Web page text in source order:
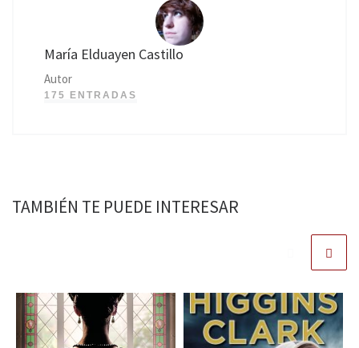
María Elduayen Castillo
Autor
175 ENTRADAS
TAMBIÉN TE PUEDE INTERESAR